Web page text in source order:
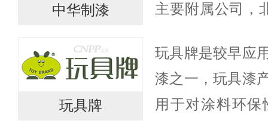
中华制漆
主要附属公司，
北海集团整合中
玩具牌
玩具牌是较早应
漆之一，玩具漆
用于对涂料环